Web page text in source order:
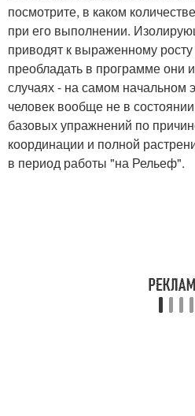
посмотрите, в каком
при его выполнении.
приводят к выраженному
преобладать в программе они
случаях - на самом начальном
человек вообще не в
базовых упражнений по
координации и полной
в период работы "на Рельеф".